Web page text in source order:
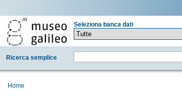
Seleziona banca dati
Ricerca semplice
Home